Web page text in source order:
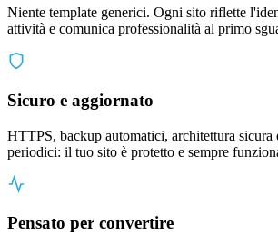
Niente template generici. Ogni sito riflette
attività e comunica professionalità al primo
Sicuro e aggiornato
HTTPS, backup automatici, architettura sicura
periodici: il tuo sito è protetto e sempre
Pensato per convertire